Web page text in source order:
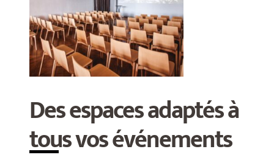
Des espaces adaptés à
tous vos événements